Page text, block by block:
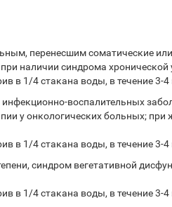
перенесшим соматические
наличии синдрома хронической
в 1/4 стакана воды, в течение 3-4
воспалительных
у онкологических больных;
в 1/4 стакана воды, в течение 3-4
синдром вегетативной
в 1/4 стакана воды, в течение 3-4